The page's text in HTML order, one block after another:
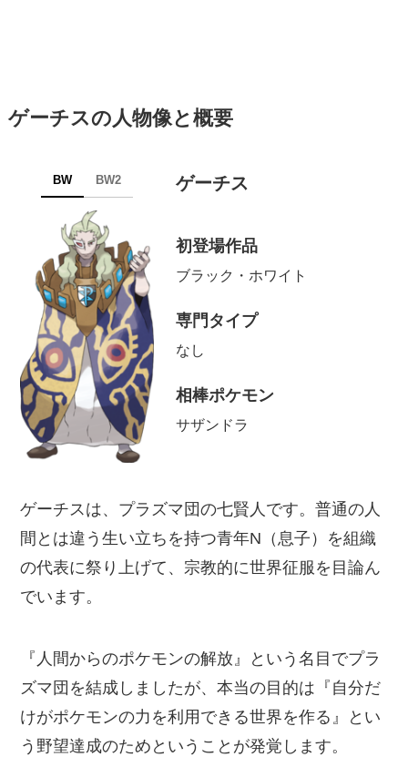
ゲーチスの人物像と概要
BW BW2 ゲーチス
初登場作品
ブラック・ホワイト
専門タイプ
なし
相棒ポケモン
サザンドラ
ゲーチスは、プラズマ団の七賢人です。普通の人
間とは違う生い立ちを持つ青年N（息子）を組織
の代表に祭り上げて、宗教的に世界征服を目論ん
でいます。
『人間からのポケモンの解放』という名目でプラ
ズマ団を結成しましたが、本当の目的は『自分だ
けがポケモンの力を利用できる世界を作る』とい
う野望達成のためということが発覚します。